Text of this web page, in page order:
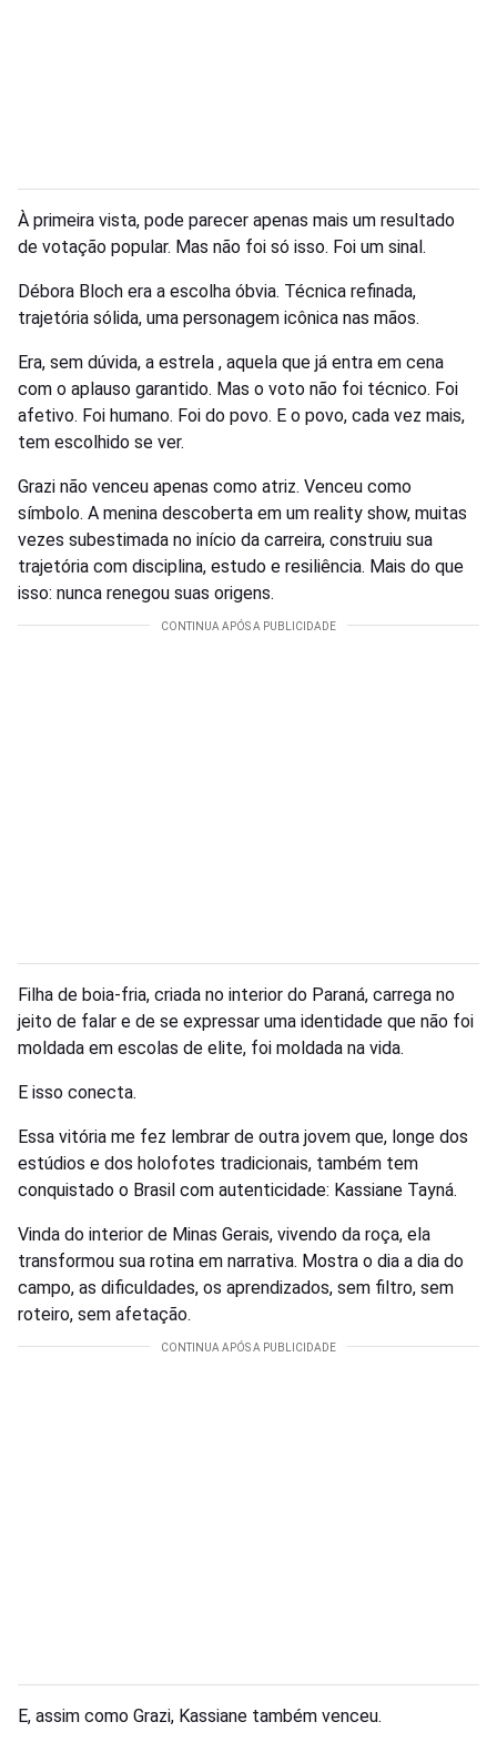
À primeira vista, pode parecer apenas mais um resultado
de votação popular. Mas não foi só isso. Foi um sinal.
Débora Bloch era a escolha óbvia. Técnica refinada,
trajetória sólida, uma personagem icônica nas mãos.
Era, sem dúvida, a estrela , aquela que já entra em cena
com o aplauso garantido. Mas o voto não foi técnico. Foi
afetivo. Foi humano. Foi do povo. E o povo, cada vez mais,
tem escolhido se ver.
Grazi não venceu apenas como atriz. Venceu como
símbolo. A menina descoberta em um reality show, muitas
vezes subestimada no início da carreira, construiu sua
trajetória com disciplina, estudo e resiliência. Mais do que
isso: nunca renegou suas origens.
Filha de boia-fria, criada no interior do Paraná, carrega no
jeito de falar e de se expressar uma identidade que não foi
moldada em escolas de elite, foi moldada na vida.
E isso conecta.
Essa vitória me fez lembrar de outra jovem que, longe dos
estúdios e dos holofotes tradicionais, também tem
conquistado o Brasil com autenticidade: Kassiane Tayná.
Vinda do interior de Minas Gerais, vivendo da roça, ela
transformou sua rotina em narrativa. Mostra o dia a dia do
campo, as dificuldades, os aprendizados, sem filtro, sem
roteiro, sem afetação.
E, assim como Grazi, Kassiane também venceu.